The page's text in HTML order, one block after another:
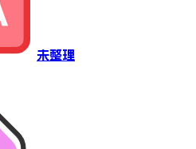
未整理